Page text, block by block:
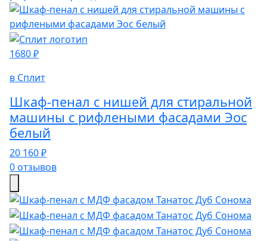
1680 ₽
в Сплит
Шкаф-пенал с нишей для стиральной
машины с рифлеными фасадами Эос
белый
20 160 ₽
0 отзывов